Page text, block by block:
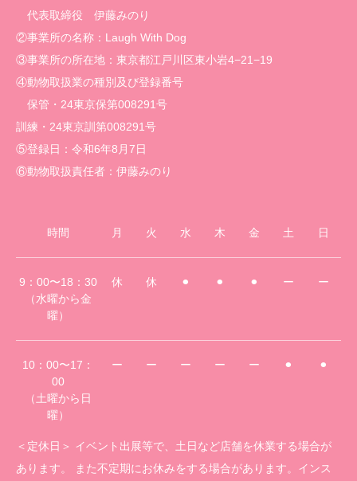
代表取締役 伊藤みのり
②事業所の名称：Laugh With Dog
③事業所の所在地：東京都江戸川区東小岩4−21−19
④動物取扱業の種別及び登録番号
保管・24東京保第008291号
訓練・24東京訓第008291号
⑤登録日：令和6年8月7日
⑥動物取扱責任者：伊藤みのり
時間 月 火 水 木 金 土 日
9：00〜18：30
（水曜から金
曜）
休 休 ⚫︎ ⚫︎ ⚫︎ ー ー
10：00〜17：
00
（土曜から日
曜）
ー ー ー ー ー ⚫︎ ⚫︎
＜定休日＞ イベント出展等で、土日など店舗を休業する場合が
あります。 また不定期にお休みをする場合があります。インス